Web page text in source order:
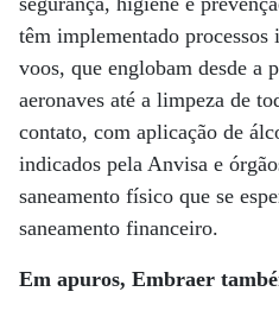
têm implementado processos
voos, que englobam desde a
aeronaves até a limpeza de
contato, com aplicação de
indicados pela Anvisa e
saneamento físico que se
saneamento financeiro.
Em apuros, Embraer